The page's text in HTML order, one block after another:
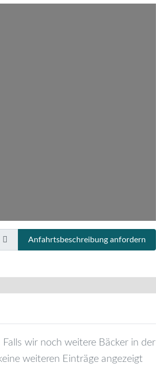
Anfahrtsbeschreibung anfordern
Falls wir noch weitere Bäcker in der
weiteren Einträge angezeigt